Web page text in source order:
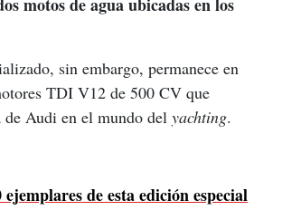
sin embargo, permanece en
TDI V12 de 500 CV que
Audi en el mundo del yachting.
de esta edición especial